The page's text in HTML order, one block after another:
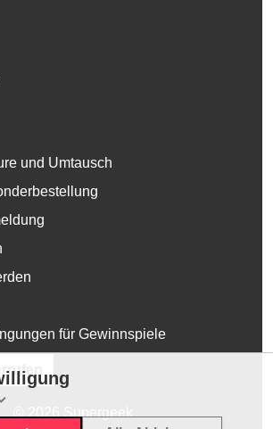
und Umtausch
für Gewinnspiele